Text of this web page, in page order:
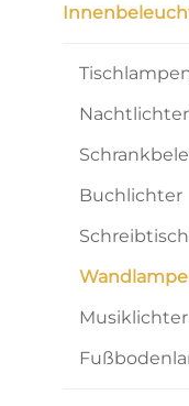
Nachtlichter
Buchlichter
Musiklichter